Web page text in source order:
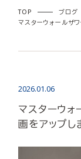
TOP
ブログ
マスターウォールザ
2026.01.06
マスターウォ
画をアップし